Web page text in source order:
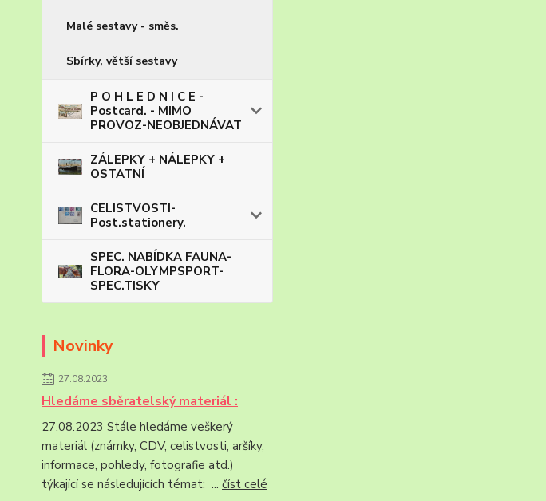
Malé sestavy - směs.
Sbírky, větší sestavy
P O H L E D N I C E -
Postcard. - MIMO
PROVOZ-NEOBJEDNÁVAT
ZÁLEPKY + NÁLEPKY +
OSTATNÍ
CELISTVOSTI-
Post.stationery.
SPEC. NABÍDKA FAUNA-
FLORA-OLYMPSPORT-
SPEC.TISKY
Novinky
27.08.2023
Hledáme sběratelský materiál :
27.08.2023 Stále hledáme veškerý
materiál (známky, CDV, celistvosti, aršíky,
informace, pohledy, fotografie atd.)
týkající se následujících témat: ... číst celé